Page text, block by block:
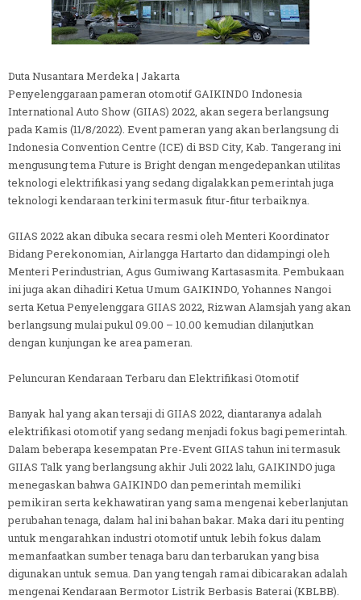
Duta Nusantara Merdeka | Jakarta
Penyelenggaraan pameran otomotif GAIKINDO Indonesia
International Auto Show (GIIAS) 2022, akan segera berlangsung
pada Kamis (11/8/2022). Event pameran yang akan berlangsung di
Indonesia Convention Centre (ICE) di BSD City, Kab. Tangerang ini
mengusung tema Future is Bright dengan mengedepankan utilitas
teknologi elektrifikasi yang sedang digalakkan pemerintah juga
teknologi kendaraan terkini termasuk fitur-fitur terbaiknya.
GIIAS 2022 akan dibuka secara resmi oleh Menteri Koordinator
Bidang Perekonomian, Airlangga Hartarto dan didampingi oleh
Menteri Perindustrian, Agus Gumiwang Kartasasmita. Pembukaan
ini juga akan dihadiri Ketua Umum GAIKINDO, Yohannes Nangoi
serta Ketua Penyelenggara GIIAS 2022, Rizwan Alamsjah yang akan
berlangsung mulai pukul 09.00 – 10.00 kemudian dilanjutkan
dengan kunjungan ke area pameran.
Peluncuran Kendaraan Terbaru dan Elektrifikasi Otomotif
Banyak hal yang akan tersaji di GIIAS 2022, diantaranya adalah
elektrifikasi otomotif yang sedang menjadi fokus bagi pemerintah.
Dalam beberapa kesempatan Pre-Event GIIAS tahun ini termasuk
GIIAS Talk yang berlangsung akhir Juli 2022 lalu, GAIKINDO juga
menegaskan bahwa GAIKINDO dan pemerintah memiliki
pemikiran serta kekhawatiran yang sama mengenai keberlanjutan
perubahan tenaga, dalam hal ini bahan bakar. Maka dari itu penting
untuk mengarahkan industri otomotif untuk lebih fokus dalam
memanfaatkan sumber tenaga baru dan terbarukan yang bisa
digunakan untuk semua. Dan yang tengah ramai dibicarakan adalah
mengenai Kendaraan Bermotor Listrik Berbasis Baterai (KBLBB).